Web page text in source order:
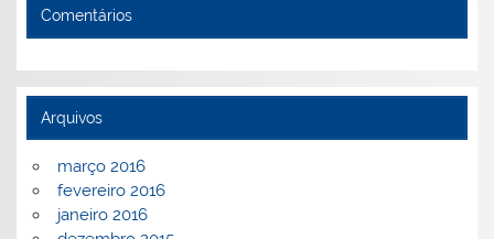
Comentários
Arquivos
março 2016
fevereiro 2016
janeiro 2016